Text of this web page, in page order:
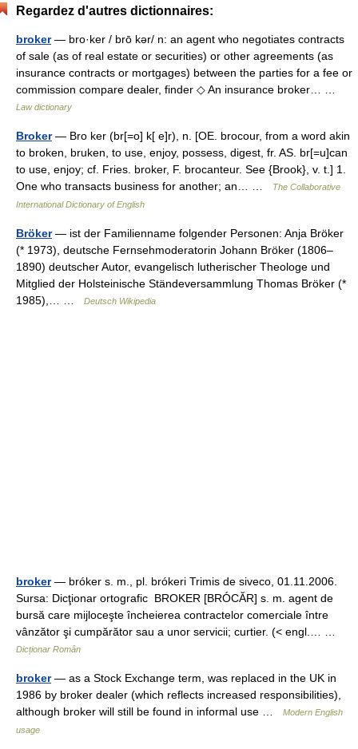
Regardez d'autres dictionnaires:
broker— bro·ker / brō kər/ n: an agent who negotiates contracts
of sale (as of real estate or securities) or other agreements (as
insurance contracts or mortgages) between the parties for a fee or
commission compare dealer, finder ◇ An insurance broker… …
Law dictionary
Broker— Bro ker (br[=o] k[ e]r), n. [OE. brocour, from a word akin
to broken, bruken, to use, enjoy, possess, digest, fr. AS. br[=u]can
to use, enjoy; cf. Fries. broker, F. brocanteur. See {Brook}, v. t.] 1.
One who transacts business for another; an… …
The Collaborative
International Dictionary of English
Bröker— ist der Familienname folgender Personen: Anja Bröker
(* 1973), deutsche Fernsehmoderatorin Johann Bröker (1806–
1890) deutscher Autor, evangelisch lutherischer Theologe und
Mitglied der Holsteinische Ständeversammlung Thomas Bröker (*
1985),… …
Deutsch Wikipedia
broker— bróker s. m., pl. brókeri Trimis de siveco, 01.11.2006.
Sursa: Dicţionar ortografic BROKER [BRÓCĂR] s. m. agent de
bursă care mijloceşte încheierea contractelor comerciale între
vânzător şi cumpărător sau a unor servicii; curtier. (< engl.… …
Dicționar Român
broker— as a Stock Exchange term, was replaced in the UK in
1986 by broker dealer (which reflects increased responsibilities),
although broker will still be found in informal use …
Modern English
usage